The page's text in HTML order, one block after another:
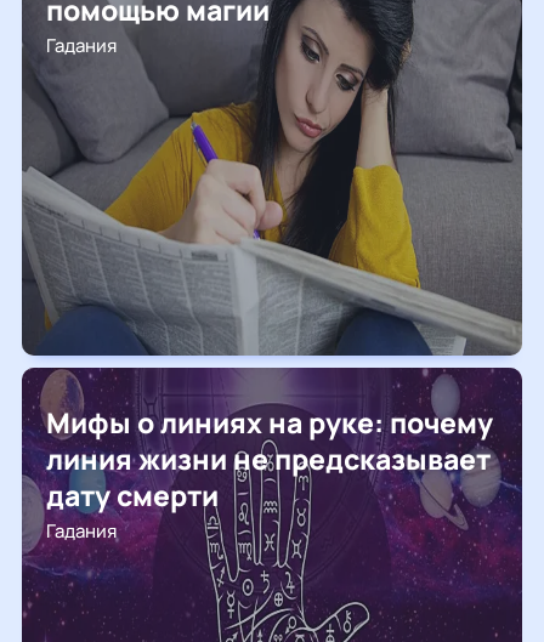
помощью магии
Гадания
Мифы о линиях на руке: почему
линия жизни не предсказывает
дату смерти
Гадания